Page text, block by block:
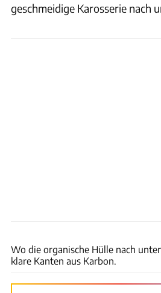
geschmeidige Karosserie nach
Wo die organische Hülle nach
klare Kanten aus Karbon.